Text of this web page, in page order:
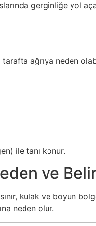
gerginliğe yol
ağrıya neden
ile tanı konur.
ve
kulak ve boyun
neden olur.